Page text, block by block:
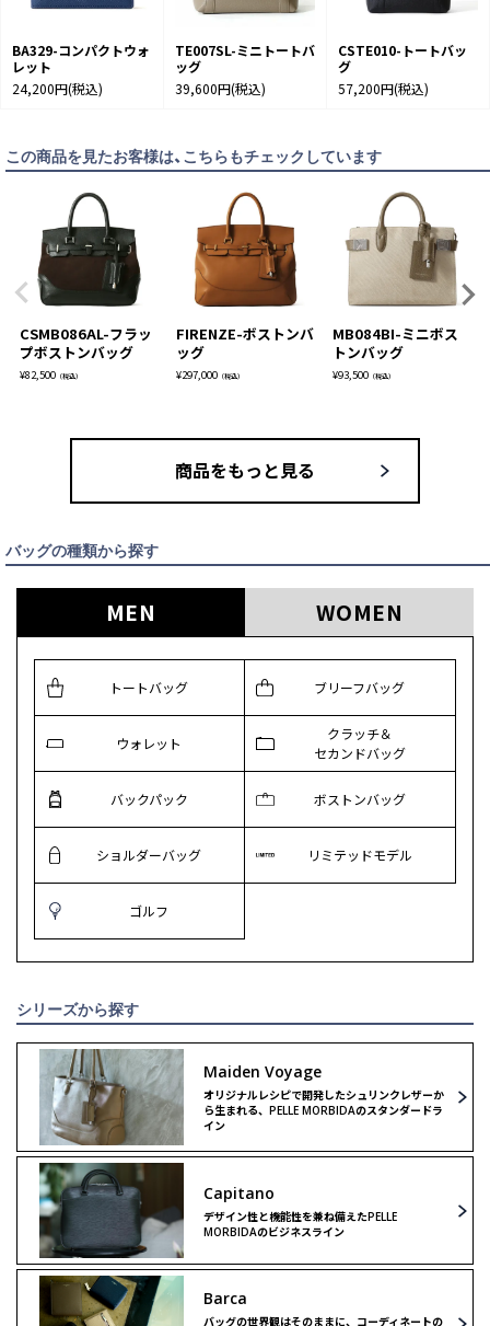
BA329-コンパクトウォ
レット
24,200円(税込)
TE007SL-ミニトートバ
ッグ
39,600円(税込)
CSTE010-トートバッ
グ
57,200円(税込)
この商品を見たお客様は、こちらもチェックしています
CSMB086AL-フラッ
プボストンバッグ
¥82,500 （税込）
FIRENZE-ボストンバ
ッグ
¥297,000 （税込）
MB084BI-ミニボス
トンバッグ
¥93,500 （税込）
商品をもっと見る
バッグの種類から探す
MEN WOMEN
トートバッグ ブリーフバッグ
ウォレット
クラッチ＆
セカンドバッグ
バックパック ボストンバッグ
ショルダーバッグ リミテッドモデル
ゴルフ
シリーズから探す
Maiden Voyage
オリジナルレシピで開発したシュリンクレザーか
ら生まれる、PELLE MORBIDAのスタンダードラ
イン
Capitano
デザイン性と機能性を兼ね備えたPELLE
MORBIDAのビジネスライン
Barca
バッグの世界観はそのままに、コーディネートの